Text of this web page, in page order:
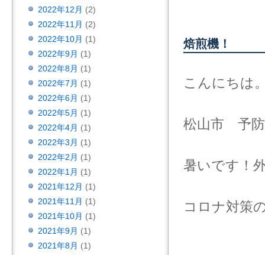
焙煎機！
こんにちは
松山市 予
暑いです！
コロナ対策
2022年12月 (2)
2022年11月 (2)
2022年10月 (1)
2022年9月 (1)
2022年8月 (1)
2022年7月 (1)
2022年6月 (1)
2022年5月 (1)
2022年4月 (1)
2022年3月 (1)
2022年2月 (1)
2022年1月 (1)
2021年12月 (1)
2021年11月 (1)
2021年10月 (1)
2021年9月 (1)
2021年8月 (1)